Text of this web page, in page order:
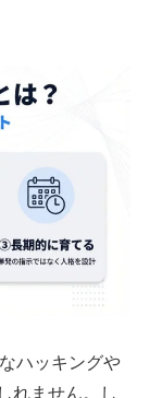
ハッキングや
れません。し